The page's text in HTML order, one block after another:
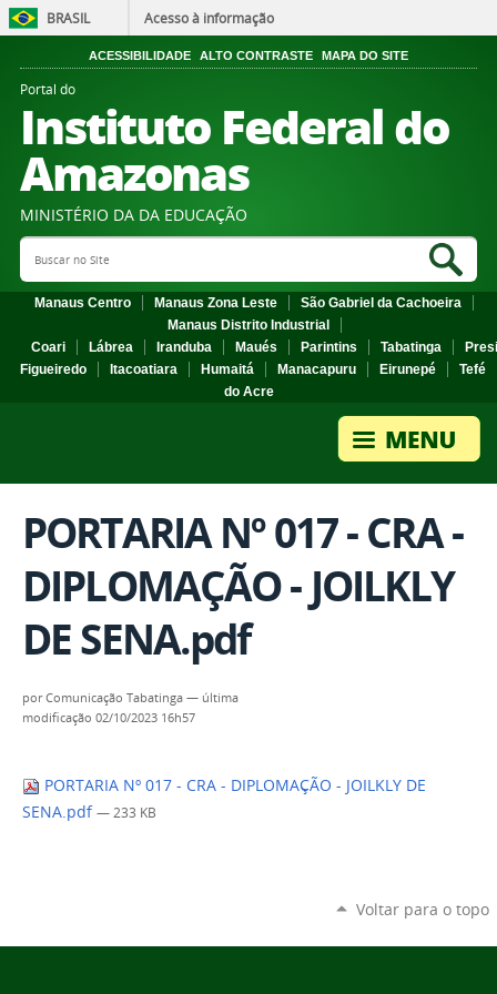
BRASIL Acesso à informação
ACESSIBILIDADE ALTO CONTRASTE MAPA DO SITE
Portal do
Instituto Federal do
Amazonas
MINISTÉRIO DA DA EDUCAÇÃO
Search Site
Manaus Centro Manaus Zona Leste
São Gabriel da Cachoeira
Manaus Distrito Industrial
Coari
Lábrea Iranduba Maués Parintins Tabatinga
Figueiredo
Itacoatiara Humaitá Manacapuru Eirunepé
Tefé
do Acre
PORTARIA Nº 017 - CRA -
DIPLOMAÇÃO - JOILKLY
DE SENA.pdf
porComunicação Tabatinga — última
modificação 02/10/2023 16h57
PORTARIA Nº 017 - CRA - DIPLOMAÇÃO - JOILKLY DE
SENA.pdf — 233 KB
Voltar para o topo